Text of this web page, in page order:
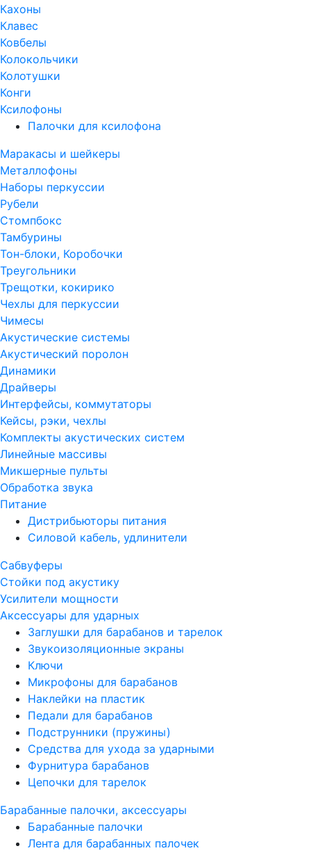
Кахоны
Клавес
Ковбелы
Колокольчики
Колотушки
Конги
Ксилофоны
Палочки для ксилофона
Маракасы и шейкеры
Металлофоны
Наборы перкуссии
Рубели
Стомпбокс
Тамбурины
Тон-блоки, Коробочки
Треугольники
Трещотки, кокирико
Чехлы для перкуссии
Чимесы
Акустические системы
Акустический поролон
Динамики
Драйверы
Интерфейсы, коммутаторы
Кейсы, рэки, чехлы
Комплекты акустических систем
Линейные массивы
Микшерные пульты
Обработка звука
Питание
Дистрибьюторы питания
Силовой кабель, удлинители
Сабвуферы
Стойки под акустику
Усилители мощности
Аксессуары для ударных
Заглушки для барабанов и тарелок
Звукоизоляционные экраны
Ключи
Микрофоны для барабанов
Наклейки на пластик
Педали для барабанов
Подструнники (пружины)
Средства для ухода за ударными
Фурнитура барабанов
Цепочки для тарелок
Барабанные палочки, аксессуары
Барабанные палочки
Лента для барабанных палочек